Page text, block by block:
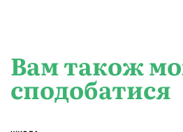
Вам також
сподобатися